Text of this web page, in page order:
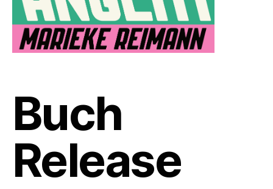
Buch
Release